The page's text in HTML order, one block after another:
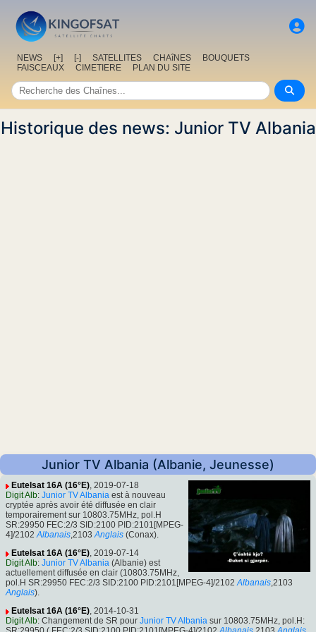
NEWS [+] [-] SATELLITES CHAîNES
BOUQUETS
FAISCEAUX
CIMETIERE PLAN DU SITE
Historique des news: Junior TV Albania
Junior TV Albania (Albanie, Jeunesse)
Eutelsat 16A (16°E), 2019-07-18
Digit Alb: Junior TV Albania est à nouveau
cryptée après avoir été diffusée en clair
temporairement sur 10803.75MHz, pol.H
SR:29950 FEC:2/3 SID:2100 PID:2101[MPEG-
4]/2102 Albanais,2103 Anglais (Conax).
Eutelsat 16A (16°E), 2019-07-14
Digit Alb: Junior TV Albania (Albanie) est
actuellement diffusée en clair (10803.75MHz,
pol.H SR:29950 FEC:2/3 SID:2100 PID:2101[MPEG-4]/2102 Albanais,2103
Anglais).
Eutelsat 16A (16°E), 2014-10-31
Digit Alb: Changement de SR pour Junior TV Albania sur 10803.75MHz, pol.H: